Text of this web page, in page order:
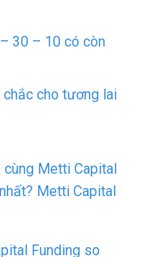
30 – 10 có còn
cho tương lai
cùng Metti Capital
Metti Capital
Funding so